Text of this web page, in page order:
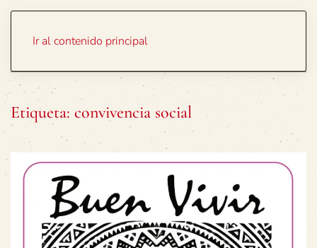
Ir al contenido principal
Etiqueta: convivencia social